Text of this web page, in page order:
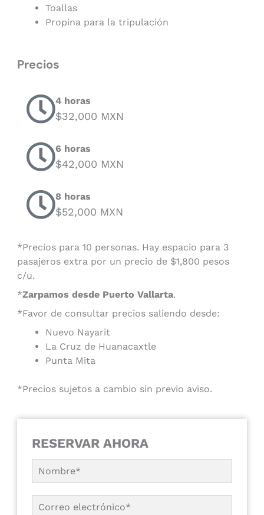
Toallas
Propina para la tripulación
Precios
4 horas
$32,000 MXN
6 horas
$42,000 MXN
8 horas
$52,000 MXN
*Precios para 10 personas. Hay espacio para 3
pasajeros extra por un precio de $1,800 pesos
c/u.
*Zarpamos desde Puerto Vallarta.
*Favor de consultar precios saliendo desde:
Nuevo Nayarit
La Cruz de Huanacaxtle
Punta Mita
*Precios sujetos a cambio sin previo aviso.
RESERVAR AHORA